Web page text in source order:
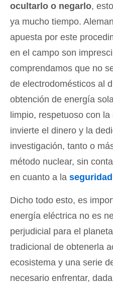
ocultarlo o negarlo,
ya mucho tiempo.
apuesta por este
en el campo son
comprendamos que no
de electrodomésticos al
obtención de energía
limpio, respetuoso con
invierte el dinero y la
investigación, tanto o
método nuclear, sin
en cuanto a la seguridad
Dicho todo esto, es
energía eléctrica no es
perjudicial para el
tradicional de obtenerla
ecosistema y una serie
necesario enfrentar,